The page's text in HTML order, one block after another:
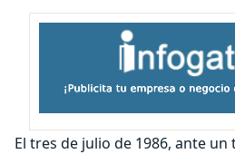
El tres de julio de 1986, ante un